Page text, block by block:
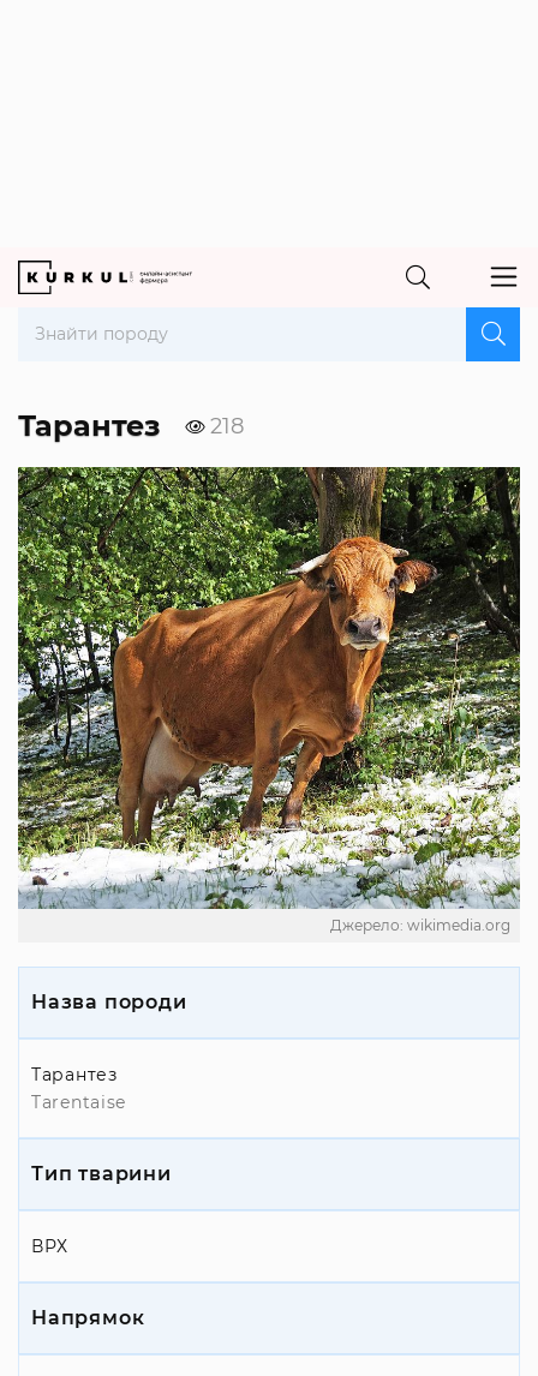
Тарантез 218
Джерело: wikimedia.org
Назва породи
Тарантез
Tarentaise
Тип тварини
ВРХ
Напрямок